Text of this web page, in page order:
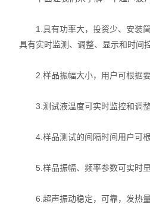
1.具有功率大，投资少、安装简
具有实时监测、调整、显示和时间
2.样品振幅大小，用户可根据要
3.测试液温度可实时监控和调整
4.样品测试的间隔时间用户可根
5.样品振幅、频率参数可实时显
6.超声振动稳定，可靠，发热量